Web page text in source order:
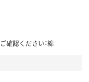
認ください：綿